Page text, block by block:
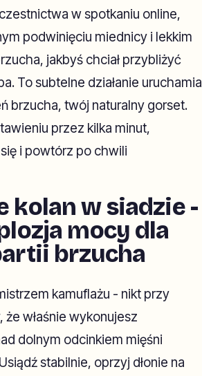
w spotkaniu online,
podwinięciu miednicy i lekkim
jakbyś chciał przybliżyć
To subtelne działanie uruchamia
brzucha, twój naturalny gorset.
przez kilka minut,
i powtórz po chwili
kolan w siadzie -
mocy dla
brzucha
kamuflażu - nikt przy
że właśnie wykonujesz
dolnym odcinkiem mięśni
stabilnie, oprzyj dłonie na